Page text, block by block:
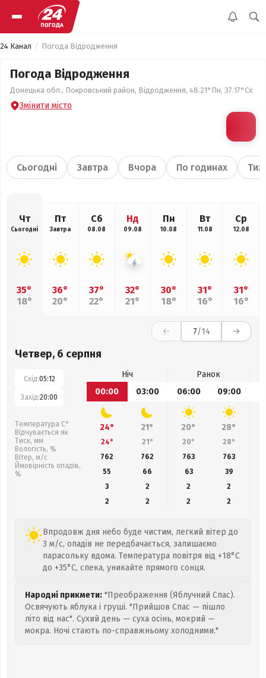
24 Канал Погода Відродження
Погода Відродження
Донецька обл., Покровський район, Відродження, 48.21°Пн, 37.17°Сх
Змінити місто
Сьогодні Завтра Вчора По годинах
Чт
Сьогодні
35°
18°
Пт
Завтра
36°
20°
Сб
08.08
37°
22°
Нд
09.08
32°
21°
Пн
10.08
30°
18°
Вт
11.08
31°
16°
Ср
12.08
31°
16°
7/14
Четвер, 6 серпня
Схід:05:12
Захід:20:00
Температура С°
Відчувається як
Тиск, мм
Вологість, %
Вітер, м/с
Ймовірність опадів,
%
Ніч
Ранок
00:00
03:00 06:00 09:00
24° 21° 20° 28°
24° 21° 20° 28°
762
762 763 763
55
66 63 39
3
2 2
2
2
2 2 2
Впродовж дня небо буде чистим, легкий вітер до
3 м/с, опадів не передбачається, залишаємо
парасольку вдома. Температура повітря від +18°C
до +35°C, спека, уникайте прямого сонця.
Народні прикмети: "Преображення (Яблучний Спас).
Освячують яблука і груші. "Прийшов Спас — пішло
літо від нас". Сухий день — суха осінь, мокрий —
мокра. Ночі стають по-справжньому холодними."